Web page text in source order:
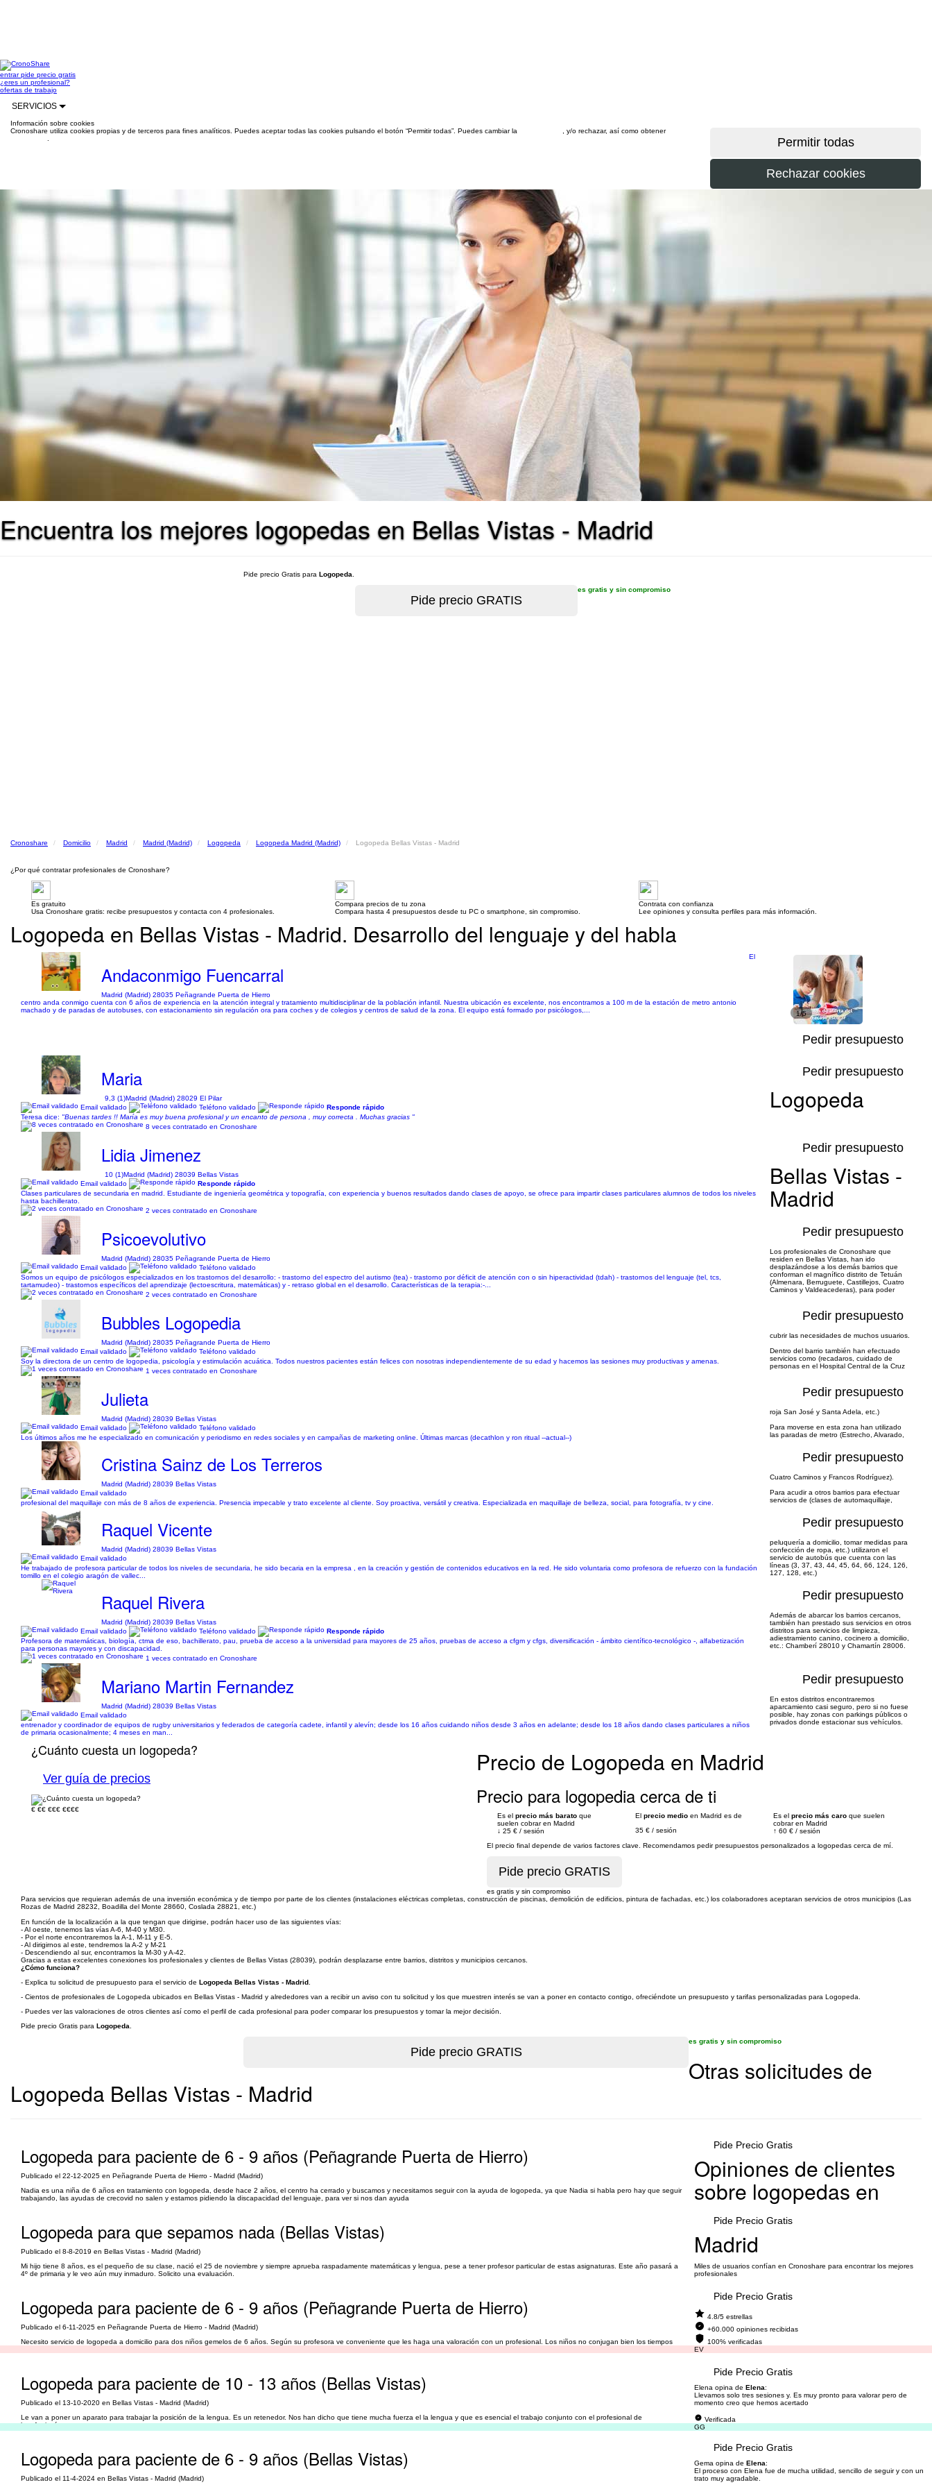
entrarpide precio gratis
¿eres un profesional?
ofertas de trabajo
SERVICIOS
Información sobre cookies
Cronoshare utiliza cookies propias y de terceros para fines analíticos. Puedes aceptar todas las cookies pulsando el botón “Permitir todas”. Puedes cambiar la
, y/o rechazar, así como obtener
Encuentra los mejores logopedas en Bellas Vistas - Madrid
Pide precio Gratis para Logopeda
es gratis y sin compromiso
Cronoshare Domicilio Madrid Madrid (Madrid) Logopeda Logopeda Madrid (Madrid) Logopeda Bellas Vistas - Madrid
¿Por qué contratar profesionales de Cronoshare?
Es gratuito
Usa Cronoshare gratis: recibe presupuestos y contacta con 4 profesionales.
Compara precios de tu zona
Compara hasta 4 presupuestos desde tu PC o smartphone, sin compromiso.
Contrata con confianza
Lee opiniones y consulta perfiles para más información.
Logopeda en Bellas Vistas - Madrid. Desarrollo del lenguaje y del habla
Andaconmigo Fuencarral
Madrid (Madrid) 28035 Peñagrande Puerta de Hierro
El
centro anda conmigo cuenta con 6 años de experiencia en la atención integral y tratamiento multidisciplinar de la población infantil. Nuestra ubicación es excelente, nos encontramos a 100 m de la estación de metro antonio
machado y de paradas de autobuses, con estacionamiento sin regulación ora para coches y de colegios y centros de salud de la zona. El equipo está formado por psicólogos,...
1/5
Pedir presupuesto
Maria
9,3 (1)Madrid (Madrid) 28029 El Pilar
Email validado
Teléfono validado
Responde rápido
Teresa dice: "Buenas tardes !! María es muy buena profesional y un encanto de persona , muy correcta . Muchas gracias "
8 veces contratado en Cronoshare
Pedir presupuesto
Lidia Jimenez
10 (1)Madrid (Madrid) 28039 Bellas Vistas
Email validado
Responde rápido
Clases particulares de secundaria en madrid. Estudiante de ingeniería geométrica y topografía, con experiencia y buenos resultados dando clases de apoyo, se ofrece para impartir clases particulares alumnos de todos los niveles
hasta bachillerato.
2 veces contratado en Cronoshare
Pedir presupuesto
Psicoevolutivo
Madrid (Madrid) 28035 Peñagrande Puerta de Hierro
Email validado
Teléfono validado
Somos un equipo de psicólogos especializados en los trastornos del desarrollo: - trastorno del espectro del autismo (tea) - trastorno por déficit de atención con o sin hiperactividad (tdah) - trastornos del lenguaje (tel, tcs,
tartamudeo) - trastornos específicos del aprendizaje (lectoescritura, matemáticas) y - retraso global en el desarrollo. Características de la terapia: ​-...
2 veces contratado en Cronoshare
Pedir presupuesto
Bubbles Logopedia
Madrid (Madrid) 28035 Peñagrande Puerta de Hierro
Email validado
Teléfono validado
Soy la directora de un centro de logopedia, psicología y estimulación acuática. Todos nuestros pacientes están felices con nosotras independientemente de su edad y hacemos las sesiones muy productivas y amenas.
1 veces contratado en Cronoshare
Pedir presupuesto
Julieta
Madrid (Madrid) 28039 Bellas Vistas
Email validado
Teléfono validado
Los últimos años me he especializado en comunicación y periodismo en redes sociales y en campañas de marketing online. Últimas marcas (decathlon y ron ritual --actual--)
Pedir presupuesto
Cristina Sainz de Los Terreros
Madrid (Madrid) 28039 Bellas Vistas
Email validado
profesional del maquillaje con más de 8 años de experiencia. Presencia impecable y trato excelente al cliente. Soy proactiva, versátil y creativa. Especializada en maquillaje de belleza, social, para fotografía, tv y cine.
Pedir presupuesto
Raquel Vicente
Madrid (Madrid) 28039 Bellas Vistas
Email validado
He trabajado de profesora particular de todos los niveles de secundaria, he sido becaria en la empresa , en la creación y gestión de contenidos educativos en la red. He sido voluntaria como profesora de refuerzo con la fundación
tomillo en el colegio aragón de vallec...
Pedir presupuesto
Raquel Rivera
Madrid (Madrid) 28039 Bellas Vistas
Email validado
Teléfono validado
Responde rápido
Profesora de matemáticas, biología, ctma de eso, bachillerato, pau, prueba de acceso a la universidad para mayores de 25 años, pruebas de acceso a cfgm y cfgs, diversificación - ámbito científico-tecnológico -, alfabetización
para personas mayores y con discapacidad.
1 veces contratado en Cronoshare
Pedir presupuesto
Mariano Martin Fernandez
Madrid (Madrid) 28039 Bellas Vistas
Email validado
entrenador y coordinador de equipos de rugby universitarios y federados de categoría cadete, infantil y alevín; desde los 16 años cuidando niños desde 3 años en adelante; desde los 18 años dando clases particulares a niños
de primaria ocasionalmente; 4 meses en man...
Pedir presupuesto
¿Cuánto cuesta un logopeda?
Ver guía de precios
€ €€ €€€ €€€€
Precio de Logopeda en Madrid
Precio para logopedia cerca de ti
Es el precio más barato que
suelen cobrar en Madrid
↓ 25 € / sesión
El precio medio en Madrid es de
35 € / sesión
Es el precio más caro que suelen
cobrar en Madrid
↑ 60 € / sesión
El precio final depende de varios factores clave. Recomendamos pedir presupuestos personalizados a logopedas cerca de mí.
es gratis y sin compromiso
Logopeda
Bellas Vistas -
Madrid
Los profesionales de Cronoshare que
residen en Bellas Vistas, han ido
desplazándose a los demás barrios que
conforman el magnífico distrito de Tetuán
(Almenara, Berruguete, Castillejos, Cuatro
Caminos y Valdeacederas), para poder
cubrir las necesidades de muchos usuarios.
Dentro del barrio también han efectuado
servicios como (recadaros, cuidado de
personas en el Hospital Central de la Cruz
roja San José y Santa Adela, etc.)
Para moverse en esta zona han utilizado
las paradas de metro (Estrecho, Alvarado,
Cuatro Caminos y Francos Rodríguez).
Para acudir a otros barrios para efectuar
servicios de (clases de automaquillaje,
peluquería a domicilio, tomar medidas para
confección de ropa, etc.) utilizaron el
servicio de autobús que cuenta con las
líneas (3, 37, 43, 44, 45, 64, 66, 124, 126,
127, 128, etc.)
Además de abarcar los barrios cercanos,
también han prestado sus servicios en otros
distritos para servicios de limpieza,
adiestramiento canino, cocinero a domicilio,
etc.: Chamberí 28010 y Chamartín 28006.
En estos distritos encontraremos
aparcamiento casi seguro, pero si no fuese
posible, hay zonas con parkings públicos o
privados donde estacionar sus vehículos.
Para servicios que requieran además de una inversión económica y de tiempo por parte de los clientes (instalaciones eléctricas completas, construcción de piscinas, demolición de edificios, pintura de fachadas, etc.) los colaboradores aceptaran servicios de otros municipios (Las
Rozas de Madrid 28232, Boadilla del Monte 28660, Coslada 28821, etc.)
En función de la localización a la que tengan que dirigirse, podrán hacer uso de las siguientes vías:
- Al oeste, tenemos las vías A-6, M-40 y M30.
- Por el norte encontraremos la A-1, M-11 y E-5.
- Al dirigirnos al este, tendremos la A-2 y M-21
- Descendiendo al sur, encontramos la M-30 y A-42.
Gracias a estas excelentes conexiones los profesionales y clientes de Bellas Vistas (28039), podrán desplazarse entre barrios, distritos y municipios cercanos.
¿Cómo funciona?
- Explica tu solicitud de presupuesto para el servicio de Logopeda Bellas Vistas - Madrid
- Cientos de profesionales de Logopeda ubicados en Bellas Vistas - Madrid y alrededores van a recibir un aviso con tu solicitud y los que muestren interés se van a poner en contacto contigo, ofreciéndote un presupuesto y tarifas personalizadas para Logopeda.
- Puedes ver las valoraciones de otros clientes así como el perfil de cada profesional para poder comparar los presupuestos y tomar la mejor decisión.
Pide precio Gratis para Logopeda
es gratis y sin compromiso
Otras solicitudes de
Logopeda Bellas Vistas - Madrid
Logopeda para paciente de 6 - 9 años (Peñagrande Puerta de Hierro)
Publicado el 22-12-2025 en Peñagrande Puerta de Hierro - Madrid (Madrid)
Nadia es una niña de 6 años en tratamiento con logopeda, desde hace 2 años, el centro ha cerrado y buscamos y necesitamos seguir con la ayuda de logopeda, ya que Nadia si habla pero hay que seguir
trabajando, las ayudas de crecovid no salen y estamos pidiendo la discapacidad del lenguaje, para ver si nos dan ayuda
Pide Precio Gratis
Logopeda para que sepamos nada (Bellas Vistas)
Publicado el 8-8-2019 en Bellas Vistas - Madrid (Madrid)
Mi hijo tiene 8 años, es el pequeño de su clase, nació el 25 de noviembre y siempre aprueba raspadamente matemáticas y lengua, pese a tener profesor particular de estas asignaturas. Este año pasará a
4º de primaria y le veo aún muy inmaduro. Solicito una evaluación.
Pide Precio Gratis
Logopeda para paciente de 6 - 9 años (Peñagrande Puerta de Hierro)
Publicado el 6-11-2025 en Peñagrande Puerta de Hierro - Madrid (Madrid)
Necesito servicio de logopeda a domicilio para dos niños gemelos de 6 años. Según su profesora ve conveniente que les haga una valoración con un profesional. Los niños no conjugan bien los tiempos
Pide Precio Gratis
Logopeda para paciente de 10 - 13 años (Bellas Vistas)
Publicado el 13-10-2020 en Bellas Vistas - Madrid (Madrid)
Le van a poner un aparato para trabajar la posición de la lengua. Es un retenedor. Nos han dicho que tiene mucha fuerza el la lengua y que es esencial el trabajo conjunto con el profesional de
logofoniatría
Pide Precio Gratis
Logopeda para paciente de 6 - 9 años (Bellas Vistas)
Publicado el 11-4-2024 en Bellas Vistas - Madrid (Madrid)
Pide Precio Gratis
Opiniones de clientes
sobre logopedas en
Madrid
Miles de usuarios confían en Cronoshare para encontrar los mejores
profesionales
4.8/5 estrellas
+60.000 opiniones recibidas
100% verificadas
EV
Elena opina de Elena:
Llevamos solo tres sesiones y. Es muy pronto para valorar pero de
momento creo que hemos acertado
Verificada
GG
Gema opina de Elena:
El proceso con Elena fue de mucha utilidad, sencillo de seguir y con un
trato muy agradable.